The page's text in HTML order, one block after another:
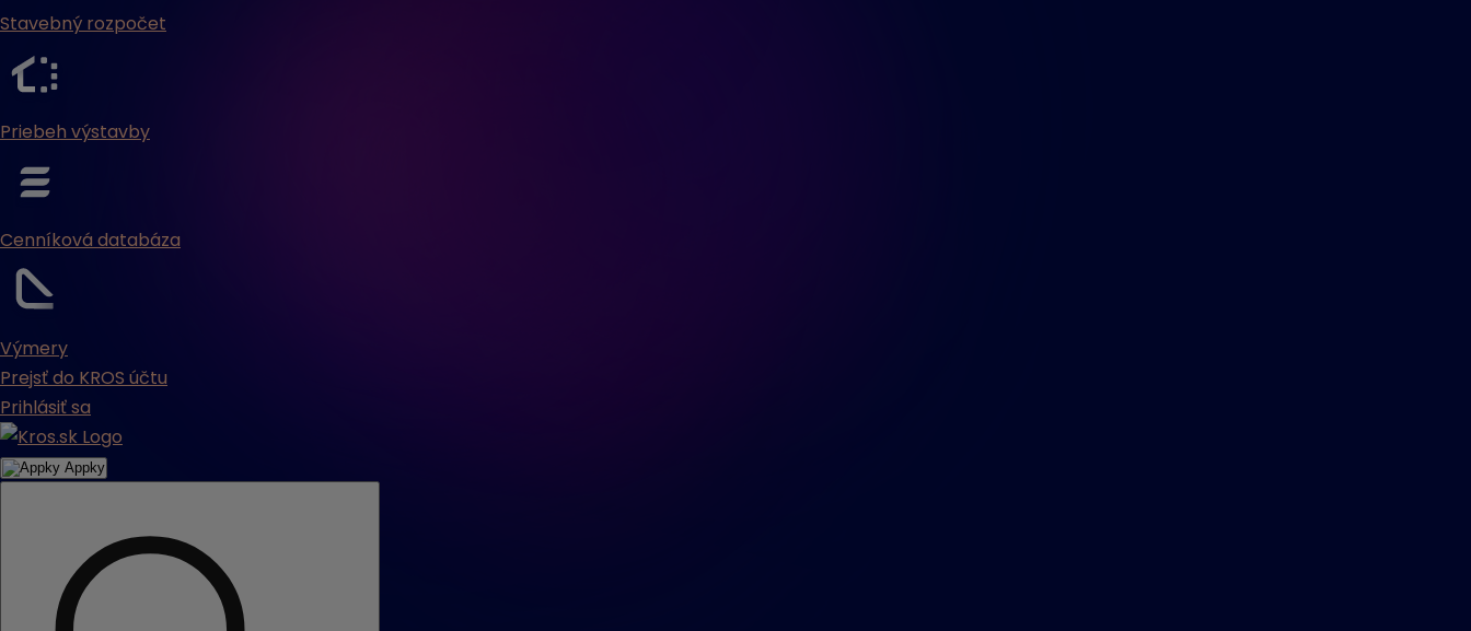
Stavebný rozpočet
Priebeh výstavby
Cenníková databáza
Výmery
Prejsť do KROS účtu
Prihlásiť sa
Appky